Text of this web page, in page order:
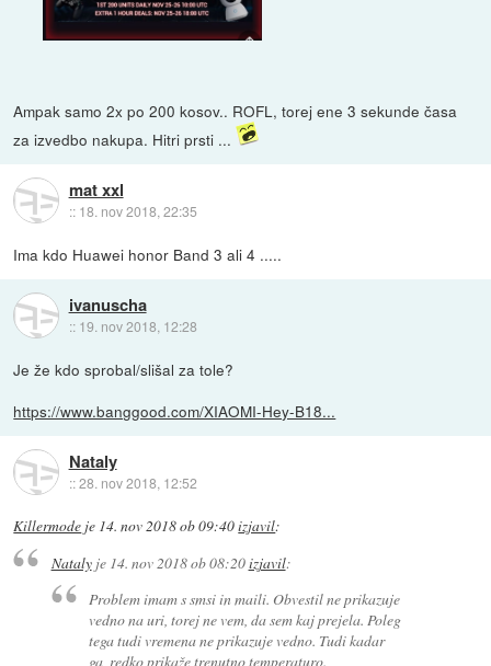
Ampak samo 2x po 200 kosov.. ROFL, torej ene 3 sekunde časa
za izvedbo nakupa. Hitri prsti ...
mat xxl
:: 18. nov 2018, 22:35
Ima kdo Huawei honor Band 3 ali 4 .....
ivanuscha
:: 19. nov 2018, 12:28
Je že kdo sprobal/slišal za tole?
https://www.banggood.com/XIAOMI-Hey-B18...
Nataly
::28. nov 2018, 12:52
Killermode je 14. nov 2018 ob 09:40izjavil:
Natalyje 14. nov 2018 ob 08:20izjavil:
Problem imam s smsi in maili. Obvestil ne prikazuje
vedno na uri, torej ne vem, da sem kaj prejela. Poleg
tega tudi vremena ne prikazuje vedno. Tudi kadar
ga, redko prikaže trenutno temperaturo.